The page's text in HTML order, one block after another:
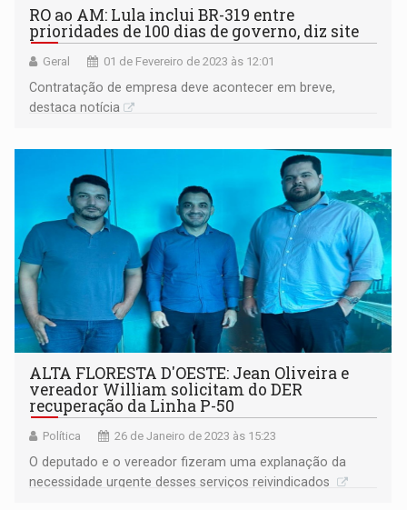
RO ao AM: Lula inclui BR-319 entre
prioridades de 100 dias de governo, diz site
Geral 01 de Fevereiro de 2023 às 12:01
Contratação de empresa deve acontecer em breve,
destaca notícia
ALTA FLORESTA D'OESTE: Jean Oliveira e
vereador William solicitam do DER
recuperação da Linha P-50
Política 26 de Janeiro de 2023 às 15:23
O deputado e o vereador fizeram uma explanação da
necessidade urgente desses serviços reivindicados